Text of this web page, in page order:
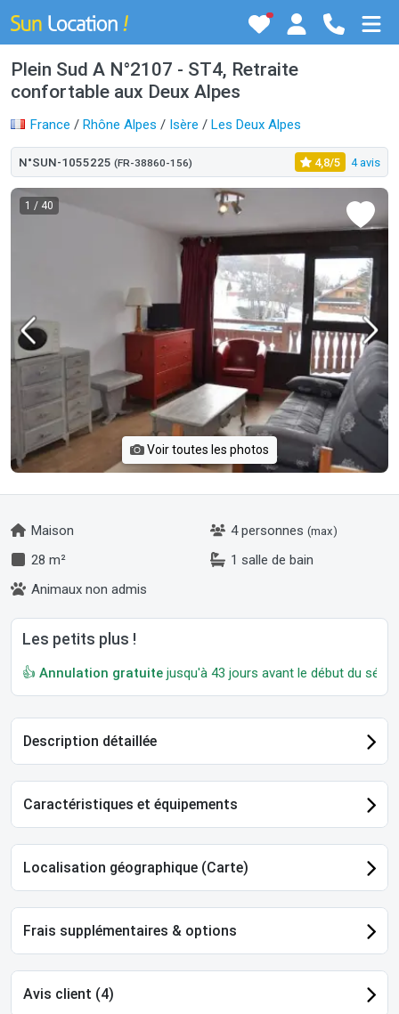
Plein Sud A N°2107 - ST4, Retraite
confortable aux Deux Alpes
France / Rhône Alpes / Isère / Les Deux Alpes
N°SUN-1055225 (FR-38860-156) 4,8/5 4 avis
1 / 40
Voir toutes les photos
Maison 4 personnes (max)
28 m²
1 salle de bain
Animaux non admis
Les petits plus !
👍 Annulation gratuite jusqu'à 43 jours avant le début du
Description détaillée
Caractéristiques et équipements
Localisation géographique (Carte)
Frais supplémentaires & options
Avis client (4)